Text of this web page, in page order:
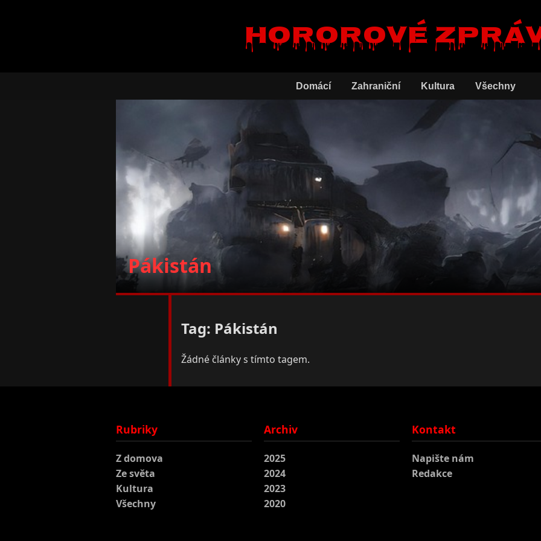
Hororové
Domácí Zahraniční Kultura Všechny
Pákistán
Tag: Pákistán
Žádné články s tímto tagem.
Rubriky
Z domova
Ze světa
Kultura
Všechny
Archiv
2025
2024
2023
2020
Kontakt
Napište nám
Redakce